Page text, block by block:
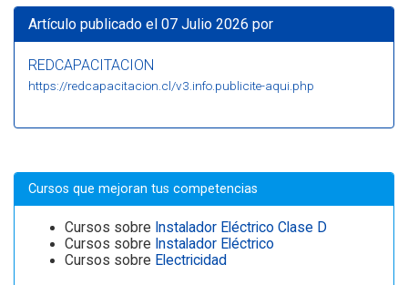
Artículo publicado el 07 Julio 2026 por
REDCAPACITACION
https://redcapacitacion.cl/v3.info.publicite-aqui.php
Cursos que mejoran tus competencias
Cursos sobre Instalador Eléctrico Clase D
Cursos sobre Instalador Eléctrico
Cursos sobre Electricidad